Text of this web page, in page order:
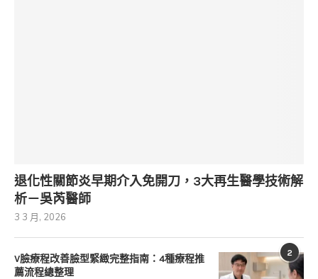
退化性關節炎早期介入免開刀，3大再生醫學技術解
析－吳芮醫師
3 3 月, 2026
2
V臉療程改善臉型緊緻完整指南：4種療程推
薦流程總整理